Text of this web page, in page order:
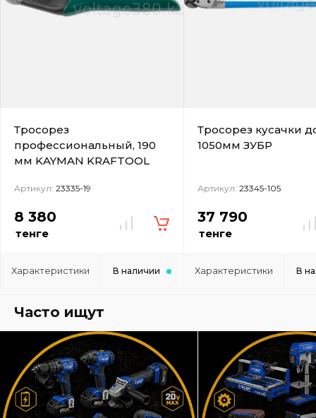
Тросорез
профессиональный, 190
мм KAYMAN KRAFTOOL
Артикул: 23335-19
8 380
тенге
Характеристики В наличии
Тросорез кусачки
1050мм ЗУБР
Артикул: 23345-105
37 790
тенге
Характеристики В
Часто ищут